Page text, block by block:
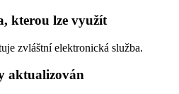
kterou lze využít
zvláštní elektronická služba.
aktualizován